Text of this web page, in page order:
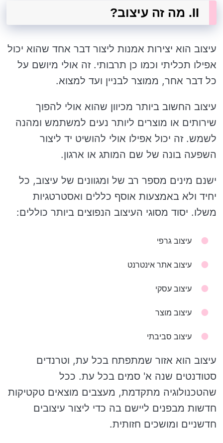
II. מה זה עיצוב?
עיצוב הוא יצירות אמנות ליצור דבר אחד שהוא יכול
אפילו תכליתי וכמו כן תרבותי. זה אולי מיושם על
כל דבר אחר, ממוצר לבניין ועד למצוא.
עיצוב החשוב ביותר מכיוון שהוא אולי להפוך
שירותים או מוצרים ליותר נעים למשתמש ומהנה
לשמש. זה יכול אפילו אולי להושיט יד ליצור
השפעה בונה של שם המותג או ארגון.
ישנם מינים מספר רב של ומגוונים של עיצוב, כל
יחיד ולא באמצעות אוסף כללים ואסטרטגיות
משלו. יסוד מסוגי העיצוב הנפוצים ביותר כוללים:
עיצוב גרפי
עיצוב אתר אינטרנט
עיצוב עסקי
עיצוב מוצר
עיצוב סביבתי
עיצוב הוא אזור שמתפתח בכל עת, וטרנדים
סטודנטים שנה א' סמים בכל עת. ככל
שהטכנולוגיה מתקדמת, מעצבים מוצאים טקטיקות
חדשות מבפנים ליישם בה כדי ליצור עיצובים
חדשניים ומושכים חזותית.